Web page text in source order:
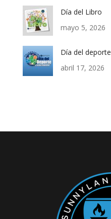
Día del Libro
mayo 5, 2026
Día del deporte
abril 17, 2026